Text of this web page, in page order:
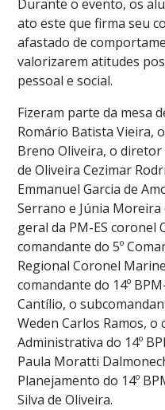
Durante o evento, os
ato este que firma seu
afastado de
valorizarem atitudes
pessoal e social.
Fizeram parte da mesa
Romário Batista Vieira,
Breno Oliveira, o diretor
de Oliveira Cezimar
Emmanuel Garcia de
Serrano e Júnia
geral da PM-ES coronel
comandante do 5º
Regional Coronel
comandante do 14º
Cantílio, o
Weden Carlos Ramos, o
Administrativa do 14º
Paula Moratti
Planejamento do 14º
Silva de Oliveira.